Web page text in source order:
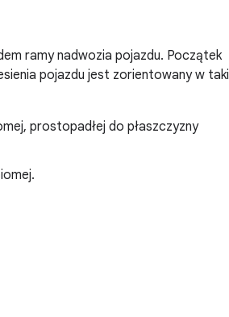
ramy nadwozia pojazdu. Początek
pojazdu jest zorientowany w taki
prostopadłej do płaszczyzny